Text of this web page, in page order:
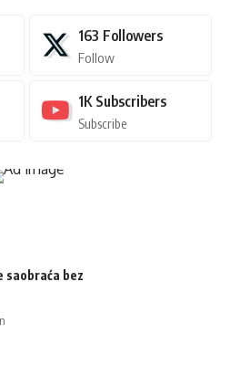
163 Followers
Follow
1K Subscribers
Subscribe
saobraća bez